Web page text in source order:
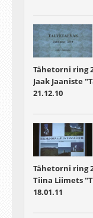
Tähetorni ring
Jaak Jaaniste
21.12.10
Tähetorni ring
Tiina Liimets
18.01.11